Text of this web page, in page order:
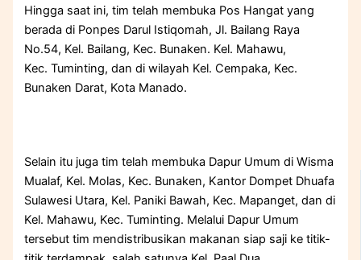
Hingga saat ini, tim telah membuka Pos Hangat yang
berada di Ponpes Darul Istiqomah, Jl. Bailang Raya
No.54, Kel. Bailang, Kec. Bunaken. Kel. Mahawu,
Kec. Tuminting, dan di wilayah Kel. Cempaka, Kec.
Bunaken Darat, Kota Manado.
Selain itu juga tim telah membuka Dapur Umum di Wisma
Mualaf, Kel. Molas, Kec. Bunaken, Kantor Dompet Dhuafa
Sulawesi Utara, Kel. Paniki Bawah, Kec. Mapanget, dan di
Kel. Mahawu, Kec. Tuminting. Melalui Dapur Umum
tersebut tim mendistribusikan makanan siap saji ke titik-